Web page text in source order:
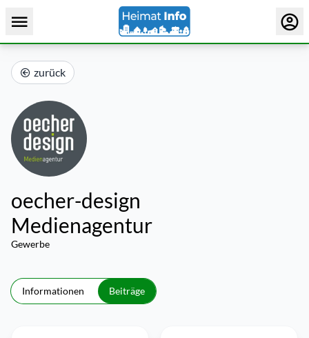
zurück
oecher-design
Medienagentur
Gewerbe
Informationen Beiträge